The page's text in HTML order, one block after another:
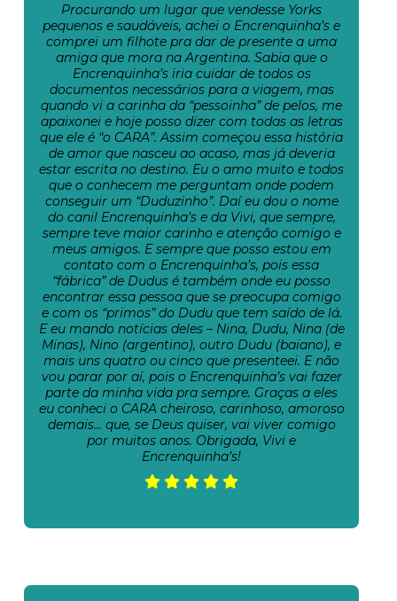
Procurando um lugar que vendesse Yorks
pequenos e saudáveis, achei o Encrenquinha’s e
comprei um filhote pra dar de presente a uma
amiga que mora na Argentina. Sabia que o
Encrenquinha’s iria cuidar de todos os
documentos necessários para a viagem, mas
quando vi a carinha da “pessoinha” de pelos, me
apaixonei e hoje posso dizer com todas as letras
que ele é “o CARA”. Assim começou essa história
de amor que nasceu ao acaso, mas já deveria
estar escrita no destino. Eu o amo muito e todos
que o conhecem me perguntam onde podem
conseguir um “Duduzinho”. Daí eu dou o nome
do canil Encrenquinha’s e da Vivi, que sempre,
sempre teve maior carinho e atenção comigo e
meus amigos. E sempre que posso estou em
contato com o Encrenquinha’s, pois essa
“fábrica” de Dudus é também onde eu posso
encontrar essa pessoa que se preocupa comigo
e com os “primos” do Dudu que tem saído de lá.
E eu mando notícias deles – Nina, Dudu, Nina (de
Minas), Nino (argentino), outro Dudu (baiano), e
mais uns quatro ou cinco que presenteei. E não
vou parar por aí, pois o Encrenquinha’s vai fazer
parte da minha vida pra sempre. Graças a eles
eu conheci o CARA cheiroso, carinhoso, amoroso
demais… que, se Deus quiser, vai viver comigo
por muitos anos. Obrigada, Vivi e
Encrenquinha’s!